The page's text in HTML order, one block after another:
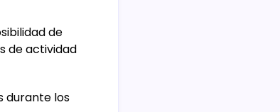
de
de actividad
durante los